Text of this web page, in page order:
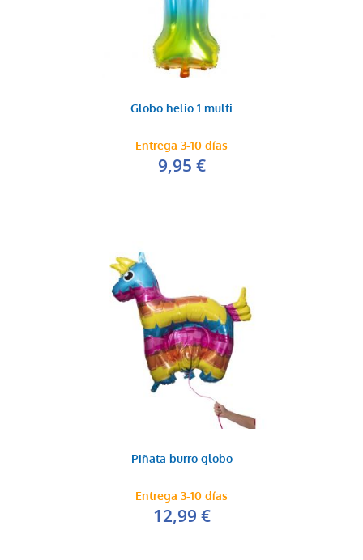
Globo helio 1 multi
Entrega 3-10 días
9,95 €
Piñata burro globo
Entrega 3-10 días
12,99 €